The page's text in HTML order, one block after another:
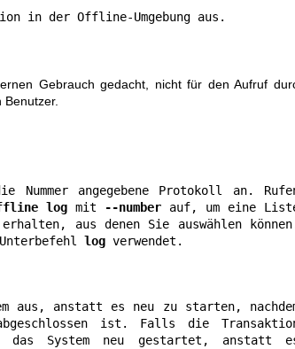
in der Offline-Umgebung aus.
Gebrauch gedacht, nicht für den Aufruf
Nummer angegebene Protokoll an.
log mit --number auf, um eine
aus denen Sie auswählen
log verwendet.
aus, anstatt es neu zu starten,
ist. Falls die
das System neu gestartet, anstatt